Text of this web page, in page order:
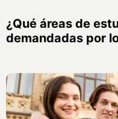
¿Qué áreas de
demandadas por